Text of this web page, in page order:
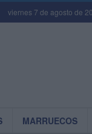
viernes 7 de agosto de
MARRUECOS